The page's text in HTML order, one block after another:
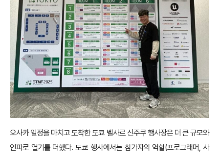
오사카 일정을 마치고 도착한 도쿄 벨사르 신주쿠 행사장은 더 큰 규모와
인파로 열기를 더했다. 도쿄 행사에서는 참가자의 역할(프로그래머, 사